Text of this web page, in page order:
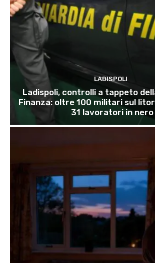
LADISPOLI
Ladispoli, controlli a tappeto
Finanza: oltre 100 militari sul
31 lavoratori in nero